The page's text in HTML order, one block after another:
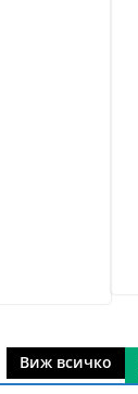
Виж всичко